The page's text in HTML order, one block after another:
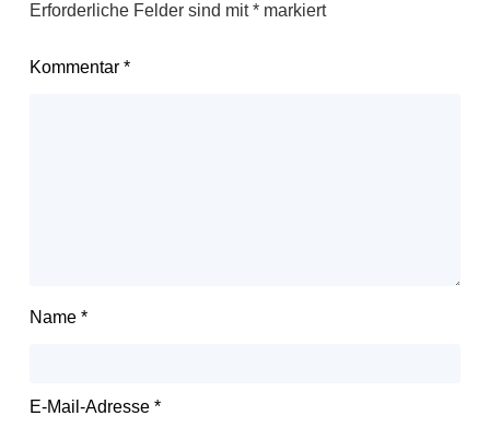
Erforderliche Felder sind mit*markiert
Kommentar *
Name *
E-Mail-Adresse *